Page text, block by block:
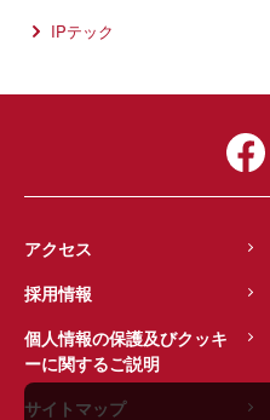
IPテック
アクセス
採用情報
個人情報の保護及びクッキ
ーに関するご説明
サイトマップ